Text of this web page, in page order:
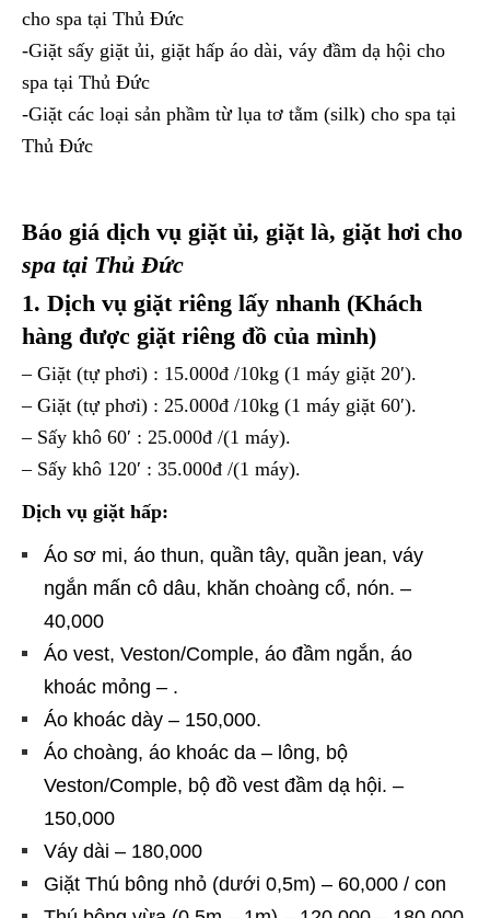
cho spa tại Thủ Đức
-Giặt sấy giặt ủi, giặt hấp áo dài, váy đầm dạ hội cho
spa tại Thủ Đức
-Giặt các loại sản phầm từ lụa tơ tằm (silk) cho spa tại
Thủ Đức
Báo giá dịch vụ giặt ủi, giặt là, giặt hơi cho
spa tại Thủ Đức
1. Dịch vụ giặt riêng lấy nhanh (Khách
hàng được giặt riêng đồ của mình)
– Giặt (tự phơi) : 15.000đ /10kg (1 máy giặt 20′).
– Giặt (tự phơi) : 25.000đ /10kg (1 máy giặt 60′).
– Sấy khô 60′ : 25.000đ /(1 máy).
– Sấy khô 120′ : 35.000đ /(1 máy).
Dịch vụ giặt hấp:
Áo sơ mi, áo thun, quần tây, quần jean, váy
ngắn mấn cô dâu, khăn choàng cổ, nón. –
40,000
Áo vest, Veston/Comple, áo đầm ngắn, áo
khoác mỏng – .
Áo khoác dày – 150,000.
Áo choàng, áo khoác da – lông, bộ
Veston/Comple, bộ đồ vest đầm dạ hội. –
150,000
Váy dài – 180,000
Giặt Thú bông nhỏ (dưới 0,5m) – 60,000 / con